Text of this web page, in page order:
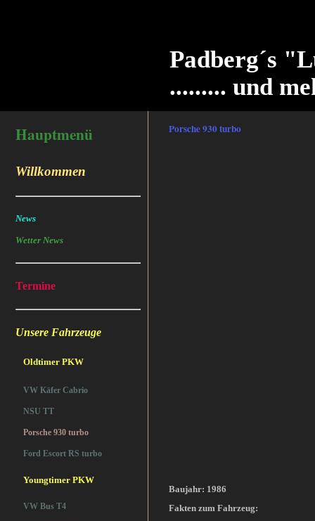
Padberg´s
......... und
Hauptmenü
Willkommen
News
Wetter News
Termine
Unsere Fahrzeuge
Oldtimer PKW
VW Käfer Cabrio
NSU TT
Porsche 930 turbo
Ford Escort RS turbo
Youngtimer PKW
VW Bus T4
Porsche 930 turbo
Baujahr: 1986
Fakten zum Fahrzeug: